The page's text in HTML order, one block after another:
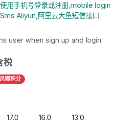
使用手机号登录或注册,mobile login
Sms Aliyun,阿里云大鱼短信接口
user when sign up and login.
税
赠积分
17.0 16.0 13.0